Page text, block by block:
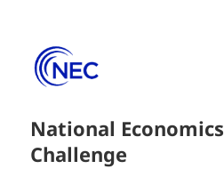
National Economics
Challenge